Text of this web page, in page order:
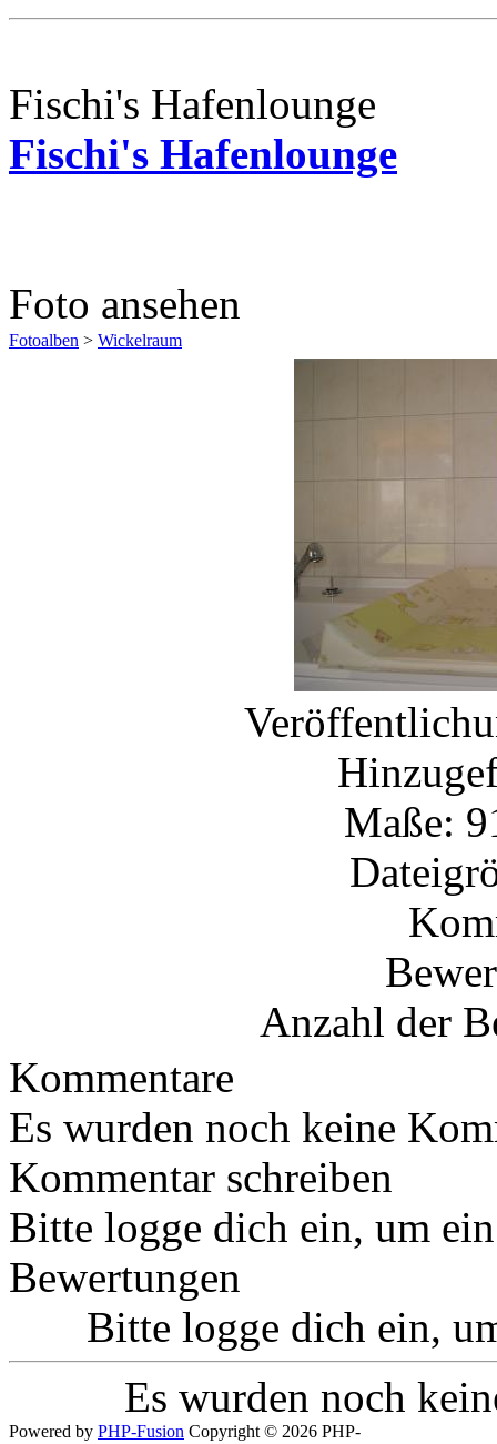
Fischi's Hafenlounge
Fischi's Hafenlounge
Foto ansehen
Fotoalben > Wickelraum
Maße:
Anzahl der
Kommentare
Es wurden noch keine
Kommentar schreiben
Bitte logge dich ein, um
Bewertungen
Bitte logge dich ein,
Es wurden noch
Powered by PHP-Fusion Copyright © 2026 PHP-